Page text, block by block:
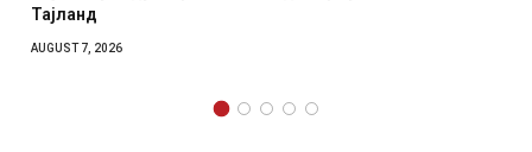
отколку на Зеленски
AUGUST 7, 2026